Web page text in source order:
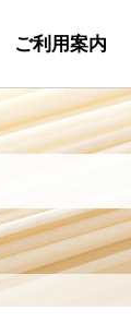
ご利用案内